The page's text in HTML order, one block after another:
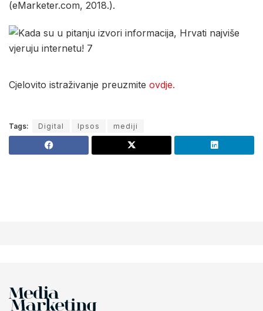
(eMarketer.com, 2018.).
Cjelovito istraživanje preuzmite ovdje.
Tags: Digital Ipsos mediji